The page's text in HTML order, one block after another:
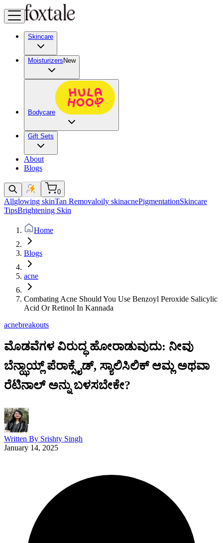
Skincare
Moisturizers New
Bodycare
Gift Sets
About
Blogs
0
Allglowing skinTan Removaloily skinacnePigmentationSkincare
TipsBrightening Skin
Home
Blogs
acne
Combating Acne Should You Use Benzoyl Peroxide Salicylic
Acid Or Retinol In Kannada
acnebreakouts
ಮೊಡವೆಗಳ ವಿರುದ್ಧ ಹೋರಾಡುವುದು: ನೀವು
ಬೆನ್ಝಾಯ್ಲ್ ಪೆರಾಕ್ಸೈಡ್, ಸ್ಯಾಲಿಸಿಲಿಕ್ ಆಮ್ಲ ಅಥವಾ
ರೆಟಿನಾಲ್ ಅನ್ನು ಬಳಸಬೇಕೇ?
Written By Srishty Singh
January 14, 2025